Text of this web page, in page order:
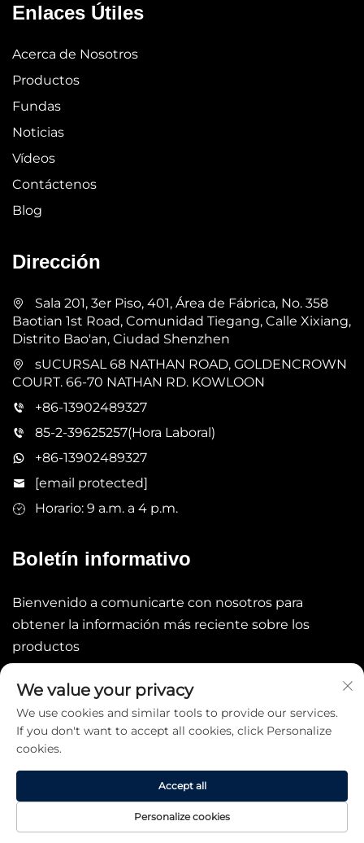
Enlaces Útiles
Acerca de Nosotros
Productos
Fundas
Noticias
Vídeos
Contáctenos
Blog
Dirección
Sala 201, 3er Piso, 401, Área de Fábrica, No. 358
Baotian 1st Road, Comunidad Tiegang, Calle Xixiang,
Distrito Bao'an, Ciudad Shenzhen
sUCURSAL 68 NATHAN ROAD, GOLDENCROWN
COURT. 66-70 NATHAN RD. KOWLOON
+86-13902489327
85-2-39625257(Hora Laboral)
+86-13902489327
[email protected]
Horario: 9 a.m. a 4 p.m.
Boletín informativo
Bienvenido a comunicarte con nosotros para
obtener la información más reciente sobre los
productos
Derechos de autor © 2025 China STARLAKE LTD. Todos los
derechos reservados. - Política de privacidad
We value your privacy
We use cookies and similar tools to provide our services.
If you don't want to accept all cookies, click Personalize
cookies.
Personalize cookies
Accept all